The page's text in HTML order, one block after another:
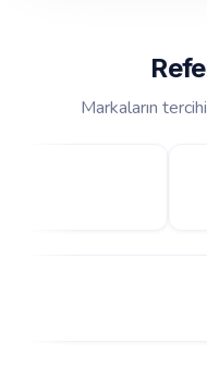
Markaların